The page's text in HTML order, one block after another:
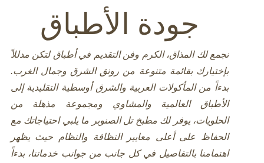
جودة الأطباق
نجمع لك المذاق، الكرم وفن التقديم في أطباق لتكن مدللاً
بإختيارك بقائمة متنوعة من رونق الشرق وجمال الغرب.
بدءاً من المأكولات العربية والشرق أوسطية التقليدية إلى
الأطباق العالمية والمشاوي ومجموعة مذهلة من
الحلويات، يوفر لك مطبخ تل الصنوبر ما يلبي احتياجاتك مع
الحفاظ على أعلى معايير النظافة والنظام حيث يظهر
اهتمامنا بالتفاصيل في كل جانب من جوانب خدماتنا، بدءاً